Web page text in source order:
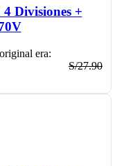
Divisiones +
S/27.90
era: